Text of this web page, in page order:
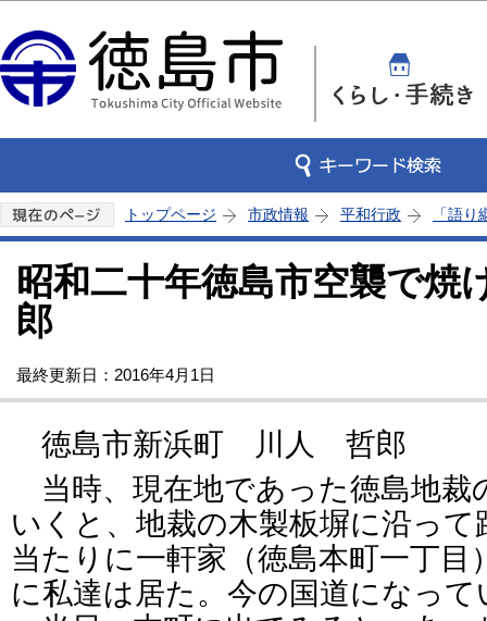
トップページ 市政情報 平和行政 「語
昭和二十年徳島市空襲で
郎
最終更新日：2016年4月1日
徳島市新浜町 川人 哲郎
当時、現在地であった徳島地裁
いくと、地裁の木製板塀に沿っ
当たりに一軒家（徳島本町一丁
に私達は居た。今の国道になって